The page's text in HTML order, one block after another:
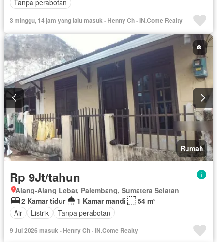
Tanpa perabotan
3 minggu, 14 jam yang lalu masuk - Henny Ch - IN.Come Realty
Rumah
Rp 9Jt/tahun
Alang-Alang Lebar, Palembang, Sumatera Selatan
2 Kamar tidur
1 Kamar mandi
54 m²
Air
Listrik Tanpa perabotan
9 Jul 2026 masuk - Henny Ch - IN.Come Realty